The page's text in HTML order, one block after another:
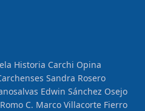
Historia Carchi Opina
Sandra Rosero
Edwin Sánchez Osejo
C. Marco Villacorte Fierro